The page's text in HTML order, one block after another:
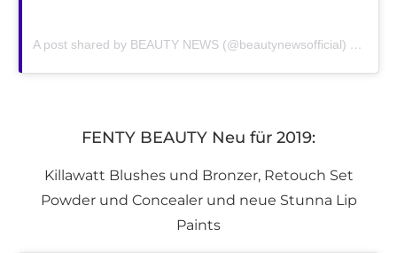
A post shared by BEAUTY NEWS (@beautynewsofficial)
FENTY BEAUTY Neu für 2019:
Killawatt Blushes und Bronzer, Retouch Set
Powder und Concealer und neue Stunna Lip
Paints